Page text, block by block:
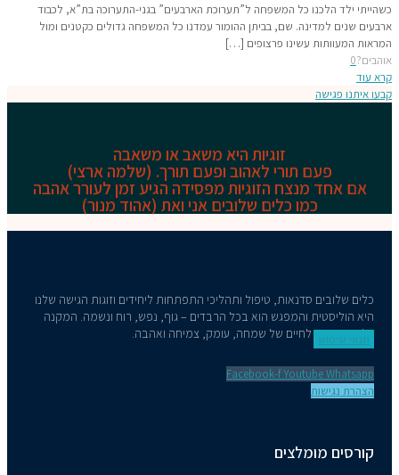
כשהייתי ילד הלכנו כל המשפחה ל”תערוכת הארבעים” בגני-התערוכה בת”א, לכבוד
ארבעים שנים למדינה. שם, בביתן ההומור עמדנו כל המשפחה גדולים כקטנים ומול
המראות המעוותות עשינו פרצופים […]
אוהבים?0
קרא עוד
קבעו איתנו פגישה
זוגיות היא משאב או משאבה
פעם תורי לאהוב ופעם תורך. (שלמה ארצי)
אם אחד מנצח הזוגיות מפסידה הגיע זמן לעורר אהבה
כמו כלים שלובים אני ואת (אהוד מנור)
כלים שלובים סדנאות, טיפול ותהליכי התפתחות ליחידים וזוגות הגישה שלנו
היא הוליסטית והמפגש הוא בכל הרבדים – גוף, נפש, רוח ונשמה. המקנה
כלים מעשיים לחיים של שמחה, עומק, צמיחה ואהבה.
Facebook-f YoutubeWhatsapp
הצהרת נגישות
קורסים מומלצים